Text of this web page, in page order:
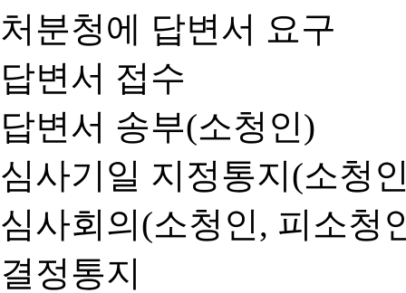
처분청에 답변서 요구
답변서 접수
답변서 송부(소청인)
심사기일 지정통지(소청
심사회의(소청인, 피소청
결정통지